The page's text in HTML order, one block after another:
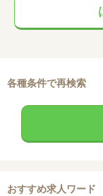
各種条件で再検索
おすすめ求人ワード